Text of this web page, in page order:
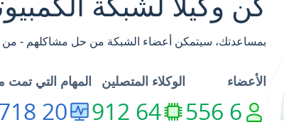
بمساعدتك، سيتمكن أعضاء الشبكة من حل مشاكلهم - من
المهام التي تمت
20 718 915 549
الأعضاء
6 556
الوكلاء المتصلين
64 912